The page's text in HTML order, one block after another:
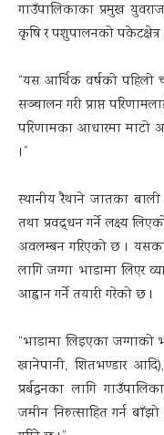
गाउँपालिकाका प्रमुख
कृषि र पशुपालनको पकेटक्षेत्र
“यस आर्थिक वर्षको पहिलो
सञ्चालन गरी प्राप्त
परिणामका आधारमा माटो
।”
स्थानीय रैथाने जातका
तथा प्रवद्र्धन गर्ने लक्ष्य
अवलम्बन गरिएको छ ।
लागि जग्गा भाडामा लिएर
आह्वान गर्ने तयारी गरेको छ ।
“भाडामा लिइएका जग्गाको
खानेपानी, शितभण्डार
प्रर्बद्धनका लागि
जमीन निरुत्साहित गर्न